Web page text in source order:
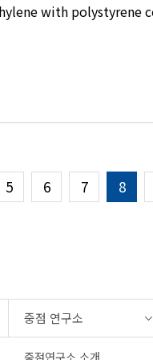
with polystyrene
5 6 7 8
중점 연구소
중점연구소 소개